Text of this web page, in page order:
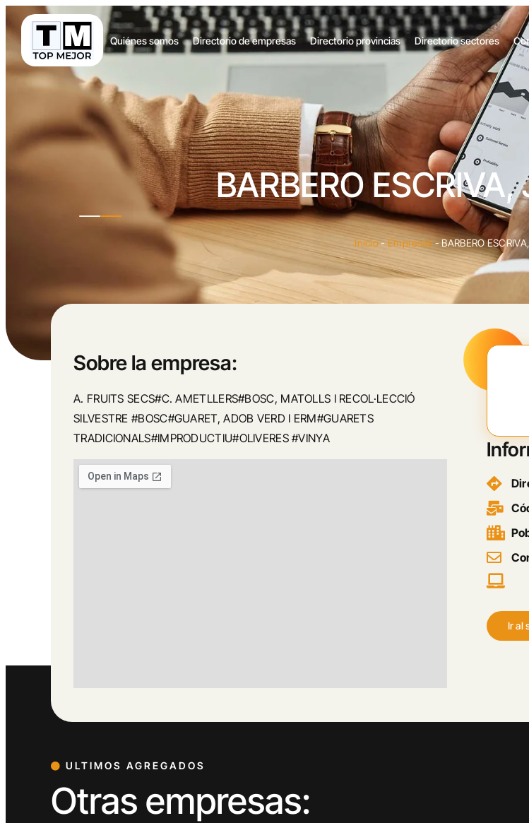
Quiénes somos Directorio de empresas Directorio provincias Directorio sectores
BARBERO
Inicio-Empresas -BARBERO
Sobre la empresa:
A. FRUITS SECS#C. AMETLLERS#BOSC, MATOLLS I RECOL·LECCIÓ
SILVESTRE #BOSC#GUARET, ADOB VERD I ERM#GUARETS
TRADICIONALS#IMPRODUCTIU#OLIVERES #VINYA
Ir al
ULTIMOS AGREGADOS
Otras empresas: